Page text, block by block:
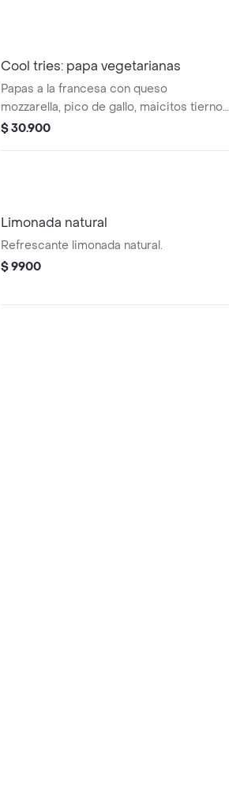
Cool tries: papa vegetarianas
Papas a la francesa con queso
mozzarella, pico de gallo, maicitos tiernos
, pepinillos agridulces, salsa mayonesa de
$ 30.900
Limonada natural
Refrescante limonada natural.
$ 9900